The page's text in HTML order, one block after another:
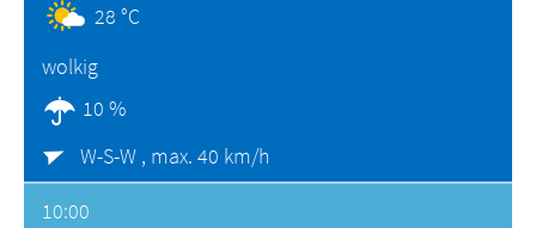
28 °C
wolkig
10 %
W-S-W , max. 40 km/h
10:00